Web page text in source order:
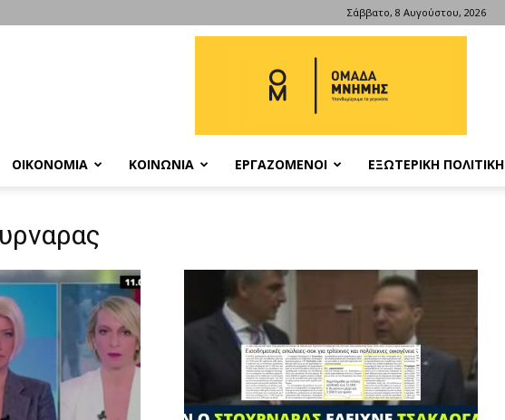
Σάββατο, 8 Αυγούστου, 2026
ΜΝΗΜΗΣ
ΟΙΚΟΝΟΜΙΑ ΚΟΙΝΩΝΙΑ ΕΡΓΑΖΟΜΕΝΟΙ ΕΞΩΤΕΡΙΚΗ ΠΟΛΙΤΙΚΗ